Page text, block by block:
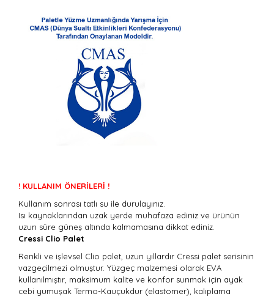
! KULLANIM ÖNERİLERİ !
Kullanım sonrası tatlı su ile durulayınız.
Isı kaynaklarından uzak yerde muhafaza ediniz ve ürünün
uzun süre güneş altında kalmamasına dikkat ediniz.
Cressi Clio Palet
Renkli ve işlevsel Clio palet, uzun yıllardır Cressi palet serisinin
vazgeçilmezi olmuştur. Yüzgeç malzemesi olarak EVA
kullanılmıştır, maksimum kalite ve konfor sunmak için ayak
cebi yumuşak Termo-Kauçukdur (elastomer), kalıplama